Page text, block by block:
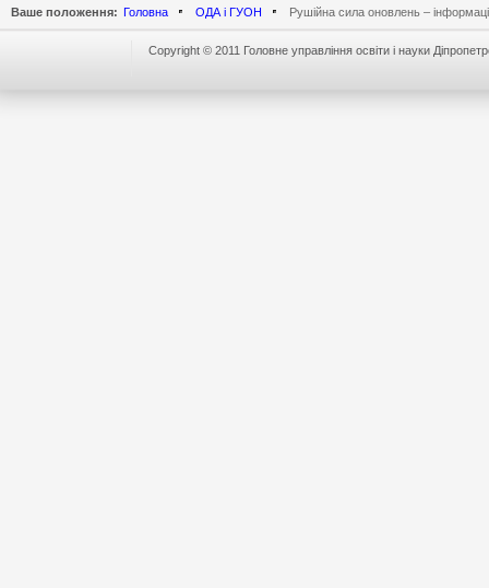
Ваше положення: Головна ОДА і ГУОН Рушійна сила оновлень –
Copyright © 2011 Головне управління освіти і науки